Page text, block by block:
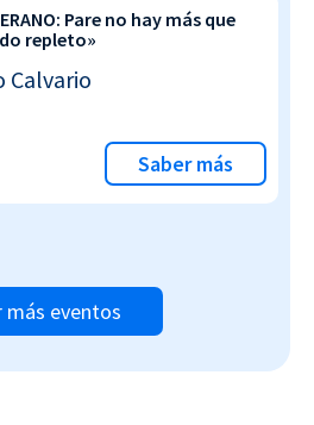
Pare no hay más que
repleto»
Calvario
Saber más
más eventos